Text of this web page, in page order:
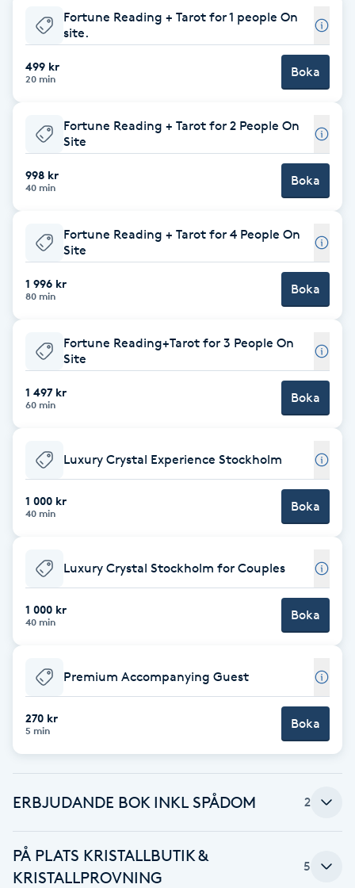
Babylights
Balayage
Barnklippning
BIAB
Blowout
Bottenfärg
Brynfärgning
Brynplockning
Bröllopsuppsättning
C
Celluliter
Coachning
Color correction
Cryoterapi
Damklippning
Diamantslipning
Fortune Reading + Tarot for 1 people On
site.
499 kr
20 min Boka
Fortune Reading + Tarot for 2 People On
Site
998 kr
40 min Boka
Fortune Reading + Tarot for 4 People On
Site
1 996 kr
80 min Boka
Fortune Reading+Tarot for 3 People On
Site
1 497 kr
60 min Boka
Luxury Crystal Experience Stockholm
1 000 kr
40 min Boka
Luxury Crystal Stockholm for Couples
1 000 kr
40 min Boka
Premium Accompanying Guest
270 kr
5 min Boka
ERBJUDANDE BOK INKL SPÅDOM 2
PÅ PLATS KRISTALLBUTIK &
KRISTALLPROVNING
5